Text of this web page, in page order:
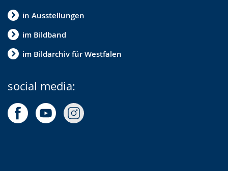
in Ausstellungen
im Bildband
im Bildarchiv für Westfalen
social media: